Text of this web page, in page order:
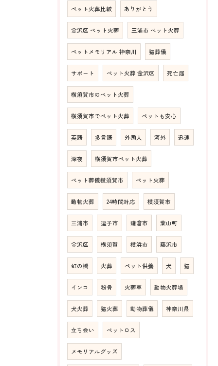
ペット火葬比較 ありがとう
金沢区 ペット火葬 三浦市 ペット火葬
ペットメモリアル 神奈川 猫葬儀
サポート ペット火葬 金沢区 死亡届
横須賀市のペット火葬
横須賀市でペット火葬 ペットも安心
英語 多言語 外国人 海外 迅速
深夜 横須賀市ペット火葬
ペット葬儀横須賀市 ペット火葬
動物火葬 24時間対応 横須賀市
三浦市 逗子市 鎌倉市 葉山町
金沢区 横須賀 横浜市 藤沢市
虹の橋 火葬 ペット供養 犬 猫
インコ 粉骨 火葬車 動物火葬場
犬火葬 猫火葬 動物葬儀 神奈川県
立ち会い ペットロス
メモリアルグッズ